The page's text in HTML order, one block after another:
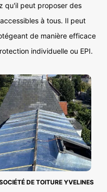
qu'il peut proposer des
à tous. Il peut
de manière efficace
individuelle ou EPI.
DE TOITURE YVELINES